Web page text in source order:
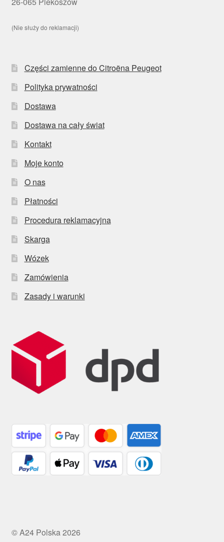
(Nie służy do reklamacji)
Części zamienne do Citroëna Peugeot
Polityka prywatności
Dostawa
Dostawa na cały świat
Kontakt
Moje konto
O nas
Płatności
Procedura reklamacyjna
Skarga
Wózek
Zamówienia
Zasady i warunki
© A24 Polska 2026